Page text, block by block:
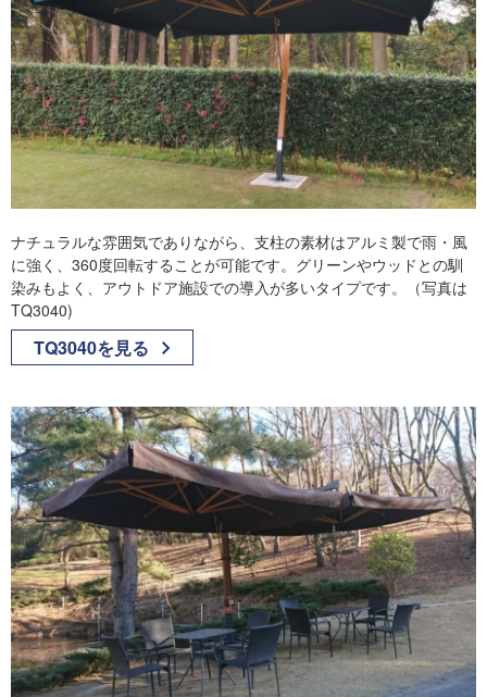
ナチュラルな雰囲気でありながら、支柱の素材はアルミ製で雨・風
に強く、360度回転することが可能です。グリーンやウッドとの馴
染みもよく、アウトドア施設での導入が多いタイプです。（写真は
TQ3040)
TQ3040を見る